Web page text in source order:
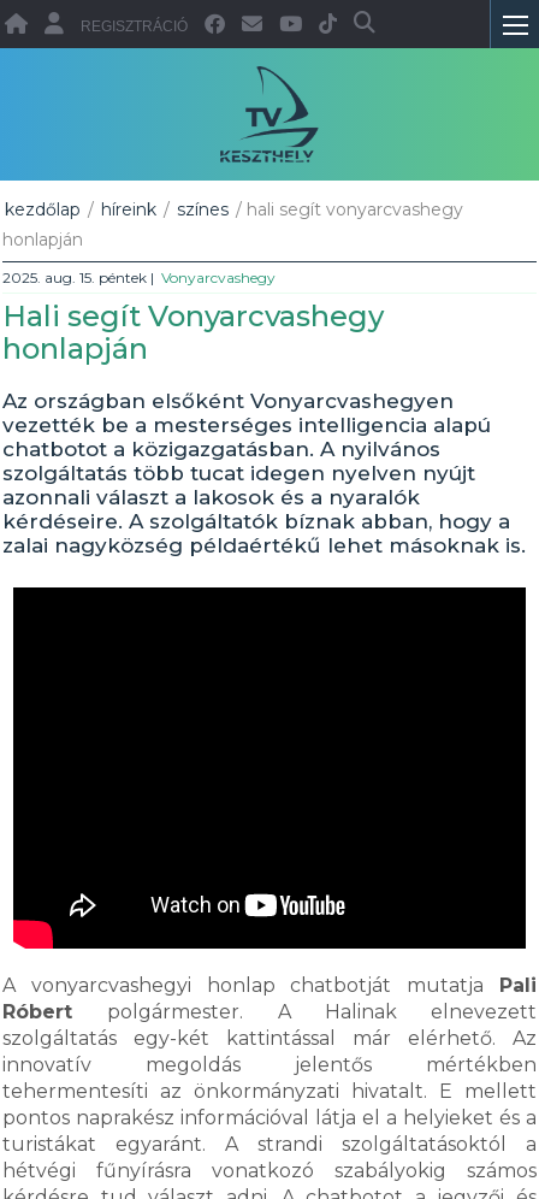
REGISZTRÁCIÓ
kezdőlap / híreink / színes / hali segít vonyarcvashegy
honlapján
2025. aug. 15. péntek | Vonyarcvashegy
Hali segít Vonyarcvashegy
honlapján
Az országban elsőként Vonyarcvashegyen
vezették be a mesterséges intelligencia alapú
chatbotot a közigazgatásban. A nyilvános
szolgáltatás több tucat idegen nyelven nyújt
azonnali választ a lakosok és a nyaralók
kérdéseire. A szolgáltatók bíznak abban, hogy a
zalai nagyközség példaértékű lehet másoknak is.
A vonyarcvashegyi honlap chatbotját mutatja Pali
Róbert polgármester. A Halinak elnevezett
szolgáltatás egy-két kattintással már elérhető. Az
innovatív megoldás jelentős mértékben
tehermentesíti az önkormányzati hivatalt. E mellett
pontos naprakész információval látja el a helyieket és a
turistákat egyaránt. A strandi szolgáltatásoktól a
hétvégi fűnyírásra vonatkozó szabályokig számos